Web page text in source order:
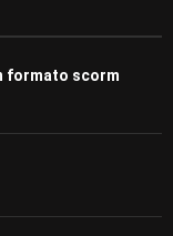
formato scorm